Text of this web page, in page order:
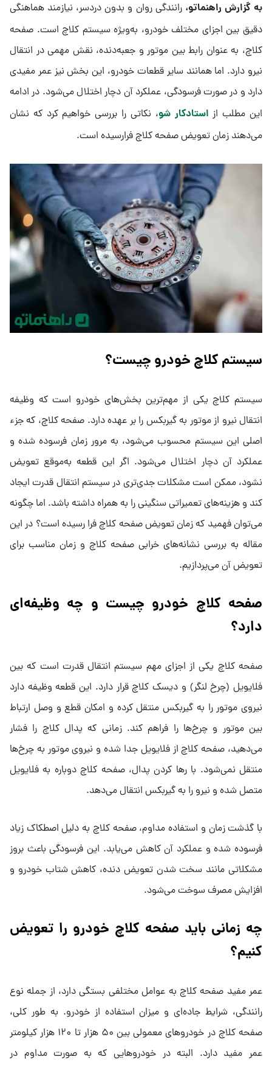
به گزارش راهنماتو، رانندگی روان و بدون دردسر، نیازمند هماهنگی
دقیق بین اجزای مختلف خودرو، به‌ویژه سیستم کلاچ است. صفحه
کلاچ، به عنوان رابط بین موتور و جعبه‌دنده، نقش مهمی در انتقال
نیرو دارد. اما همانند سایر قطعات خودرو، این بخش نیز عمر مفیدی
دارد و در صورت فرسودگی، عملکرد آن دچار اختلال می‌شود. در ادامه
این مطلب از استادکار شو، نکاتی را بررسی خواهیم کرد که نشان
می‌دهند زمان تعویض صفحه کلاچ فرارسیده است.
سیستم کلاچ خودرو چیست؟
سیستم کلاچ یکی از مهم‌ترین بخش‌های خودرو است که وظیفه
انتقال نیرو از موتور به گیربکس را بر عهده دارد. صفحه کلاچ، که جزء
اصلی این سیستم محسوب می‌شود، به مرور زمان فرسوده شده و
عملکرد آن دچار اختلال می‌شود. اگر این قطعه به‌موقع تعویض
نشود، ممکن است مشکلات جدی‌تری در سیستم انتقال قدرت ایجاد
کند و هزینه‌های تعمیراتی سنگینی را به همراه داشته باشد. اما چگونه
می‌توان فهمید که زمان تعویض صفحه کلاچ فرا رسیده است؟ در این
مقاله به بررسی نشانه‌های خرابی صفحه کلاچ و زمان مناسب برای
تعویض آن می‌پردازیم.
صفحه کلاچ خودرو چیست و چه وظیفه‌ای
دارد؟
صفحه کلاچ یکی از اجزای مهم سیستم انتقال قدرت است که بین
فلایویل (چرخ لنگر) و دیسک کلاچ قرار دارد. این قطعه وظیفه دارد
نیروی موتور را به گیربکس منتقل کرده و امکان قطع و وصل ارتباط
بین موتور و چرخ‌ها را فراهم کند. زمانی که پدال کلاچ را فشار
می‌دهید، صفحه کلاچ از فلایویل جدا شده و نیروی موتور به چرخ‌ها
منتقل نمی‌شود. با رها کردن پدال، صفحه کلاچ دوباره به فلایویل
متصل شده و نیرو را به گیربکس انتقال می‌دهد.
با گذشت زمان و استفاده مداوم، صفحه کلاچ به دلیل اصطکاک زیاد
فرسوده شده و عملکرد آن کاهش می‌یابد. این فرسودگی باعث بروز
مشکلاتی مانند سخت شدن تعویض دنده، کاهش شتاب خودرو و
افزایش مصرف سوخت می‌شود.
چه زمانی باید صفحه کلاچ خودرو را تعویض
کنیم؟
عمر مفید صفحه کلاچ به عوامل مختلفی بستگی دارد، از جمله نوع
رانندگی، شرایط جاده‌ای و میزان استفاده از خودرو. به طور کلی،
صفحه کلاچ در خودروهای معمولی بین ۵۰ هزار تا ۱۲۰ هزار کیلومتر
عمر مفید دارد. البته در خودروهایی که به صورت مداوم در